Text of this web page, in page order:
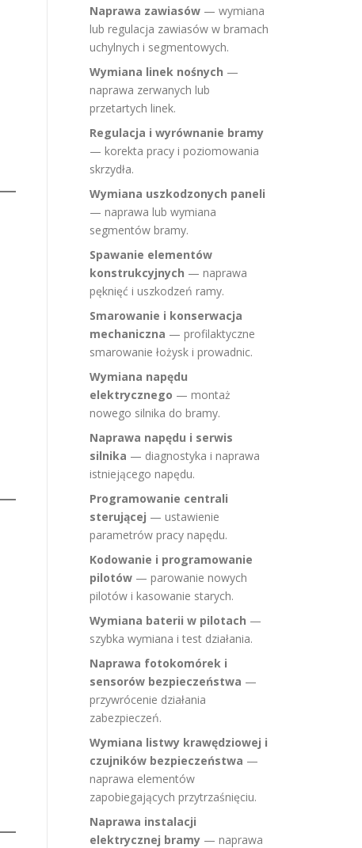
Naprawa zawiasów — wymiana
lub regulacja zawiasów w bramach
uchylnych i segmentowych.
Wymiana linek nośnych —
naprawa zerwanych lub
przetartych linek.
Regulacja i wyrównanie bramy
— korekta pracy i poziomowania
skrzydła.
Wymiana uszkodzonych paneli
— naprawa lub wymiana
segmentów bramy.
Spawanie elementów
konstrukcyjnych — naprawa
pęknięć i uszkodzeń ramy.
Smarowanie i konserwacja
mechaniczna — profilaktyczne
smarowanie łożysk i prowadnic.
Wymiana napędu
elektrycznego — montaż
nowego silnika do bramy.
Naprawa napędu i serwis
silnika — diagnostyka i naprawa
istniejącego napędu.
Programowanie centrali
sterującej — ustawienie
parametrów pracy napędu.
Kodowanie i programowanie
pilotów — parowanie nowych
pilotów i kasowanie starych.
Wymiana baterii w pilotach —
szybka wymiana i test działania.
Naprawa fotokomórek i
sensorów bezpieczeństwa —
przywrócenie działania
zabezpieczeń.
Wymiana listwy krawędziowej i
czujników bezpieczeństwa —
naprawa elementów
zapobiegających przytrzaśnięciu.
Naprawa instalacji
elektrycznej bramy — naprawa